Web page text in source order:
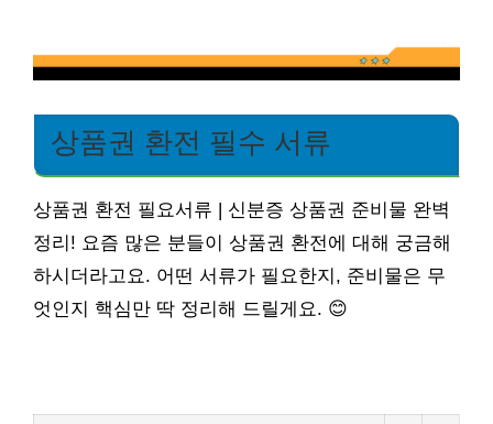
상품권 환전 필수 서류
상품권 환전 필요서류 | 신분증 상품권 준비물 완벽
정리! 요즘 많은 분들이 상품권 환전에 대해 궁금해
하시더라고요. 어떤 서류가 필요한지, 준비물은 무
엇인지 핵심만 딱 정리해 드릴게요. 😊